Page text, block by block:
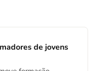
de jovens